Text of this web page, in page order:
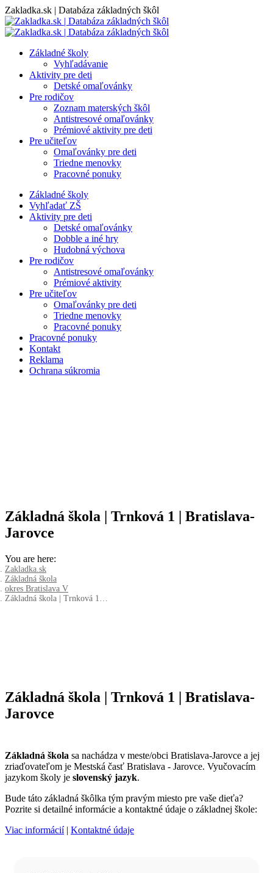
Skip
to
content
Zakladka.sk | Databáza základných škôl
Základné školy
Vyhľadávanie
Aktivity pre deti
Detské omaľovánky
Pre rodičov
Zoznam materských škôl
Antistresové omaľovánky
Prémiové aktivity pre deti
Pre učiteľov
Omaľovánky pre deti
Triedne menovky
Pracovné ponuky
Základné školy
Vyhľadať ZŠ
Aktivity pre deti
Detské omaľovánky
Dobble a iné hry
Hudobná výchova
Pre rodičov
Antistresové omaľovánky
Prémiové aktivity
Pre učiteľov
Omaľovánky pre deti
Triedne menovky
Pracovné ponuky
Pracovné ponuky
Kontakt
Reklama
Ochrana súkromia
Základná škola | Trnková 1 | Bratislava-
Jarovce
You are here:
Zakladka.sk
Základná škola
okres Bratislava V
Základná škola | Trnková 1…
Základná škola | Trnková 1 | Bratislava-
Jarovce
Základná škola sa nachádza v meste/obci Bratislava-Jarovce a jej
zriaďovateľom je Mestská časť Bratislava - Jarovce. Vyučovacím
jazykom školy je slovenský jazyk.
Bude táto základná škôlka tým pravým miesto pre vaše dieťa?
Pozrite si detailné informácie a kontaktné údaje o základnej škole:
Viac informácií| Kontaktné údaje